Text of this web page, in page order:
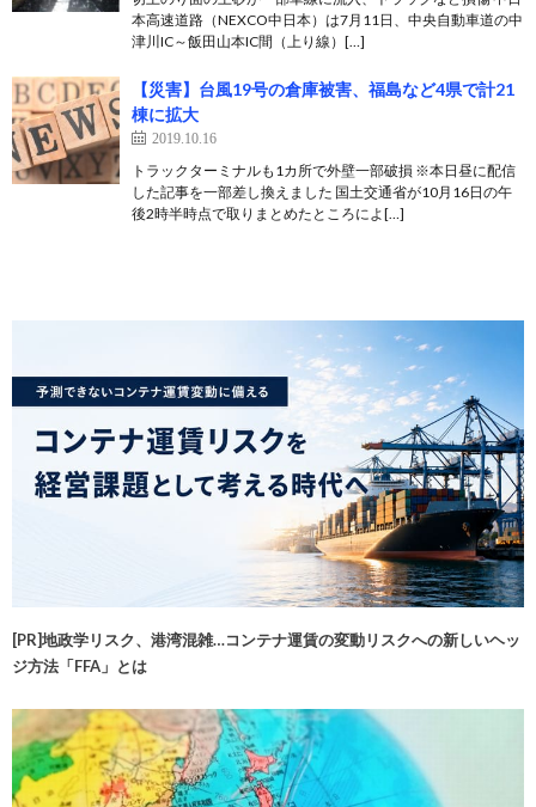
本高速道路（NEXCO中日本）は7月11日、中央自動車道の中
津川IC～飯田山本IC間（上り線）[…]
【災害】台風19号の倉庫被害、福島など4県で計21
棟に拡大
2019.10.16
トラックターミナルも1カ所で外壁一部破損 ※本日昼に配信
した記事を一部差し換えました 国土交通省が10月16日の午
後2時半時点で取りまとめたところによ[…]
[PR]地政学リスク、港湾混雑…コンテナ運賃の変動リスクへの新しいヘッ
ジ方法「FFA」とは